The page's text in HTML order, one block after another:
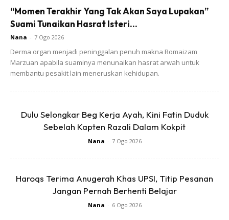
1.Carik-carik kecil roti dan rendam sekejap dengan 2 cawan
santan, tekan sikit dengan sudu bagi roti terendam
telur,gula, garam, esen vanilla dan tepung gandum. Blender
jangan lama sangat cukup sekadar sebati semua
“Momen Terakhir Yang Tak Akan Saya Lupakan”
Suami Tunaikan Hasrat Isteri...
Nana - 7 Ogo 2026
Derma organ menjadi peninggalan penuh makna Romaizam
Marzuan apabila suaminya menunaikan hasrat arwah untuk
membantu pesakit lain meneruskan kehidupan.
Dulu Selongkar Beg Kerja Ayah, Kini Fatin Duduk
Sebelah Kapten Razali Dalam Kokpit
Nana - 7 Ogo 2026
Haroqs Terima Anugerah Khas UPSI, Titip Pesanan
Jangan Pernah Berhenti Belajar
Nana - 6 Ogo 2026